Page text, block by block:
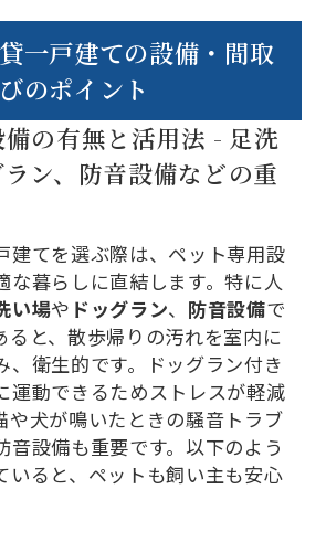
一戸建ての設備・間取
のポイント
の有無と活用法 - 足洗
ン、防音設備などの重
建てを選ぶ際は、ペット専用設
な暮らしに直結します。特に人
い場や ドッグラン、 防音設備で
ると、散歩帰りの汚れを室内に
、衛生的です。ドッグラン付き
運動できるためストレスが軽減
や犬が鳴いたときの騒音トラブ
音設備も重要です。以下のよう
いると、ペットも飼い主も安心